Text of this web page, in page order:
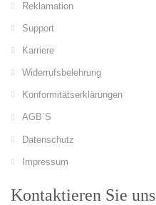
Reklamation
Support
Karriere
Widerrufsbelehrung
Konformitätserklärungen
AGB´S
Datenschutz
Impressum
Kontaktieren Sie uns